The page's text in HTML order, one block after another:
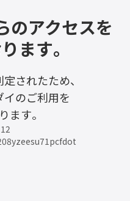
のアクセスを
ます。
されたため、
のご利用を
ます。